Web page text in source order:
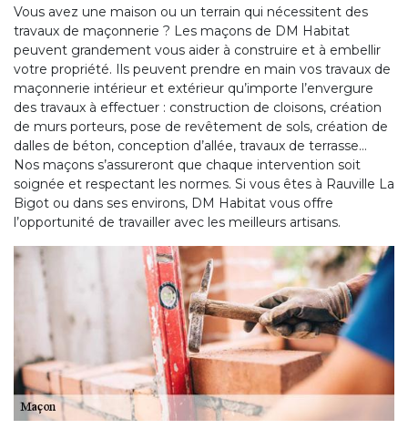
Vous avez une maison ou un terrain qui nécessitent des
travaux de maçonnerie ? Les maçons de DM Habitat
peuvent grandement vous aider à construire et à embellir
votre propriété. Ils peuvent prendre en main vos travaux de
maçonnerie intérieur et extérieur qu’importe l’envergure
des travaux à effectuer : construction de cloisons, création
de murs porteurs, pose de revêtement de sols, création de
dalles de béton, conception d’allée, travaux de terrasse…
Nos maçons s’assureront que chaque intervention soit
soignée et respectant les normes. Si vous êtes à Rauville La
Bigot ou dans ses environs, DM Habitat vous offre
l’opportunité de travailler avec les meilleurs artisans.